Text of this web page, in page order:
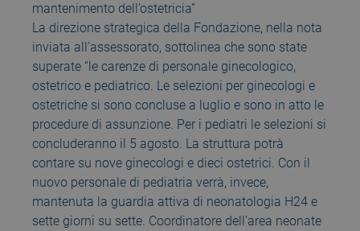
mantenimento dell’ostetricia”
La direzione strategica della Fondazione, nella nota
inviata all’assessorato, sottolinea che sono state
superate “le carenze di personale ginecologico,
ostetrico e pediatrico. Le selezioni per ginecologi e
ostetriche si sono concluse a luglio e sono in atto le
procedure di assunzione. Per i pediatri le selezioni si
concluderanno il 5 agosto. La struttura potrà
contare su nove ginecologi e dieci ostetrici. Con il
nuovo personale di pediatria verrà, invece,
mantenuta la guardia attiva di neonatologia H24 e
sette giorni su sette. Coordinatore dell’area neonate